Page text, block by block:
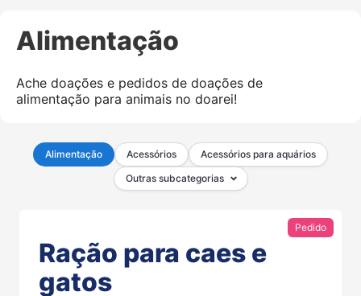
Alimentação
Ache doações e pedidos de doações de
alimentação para animais no doarei!
Alimentação Acessórios
Acessórios para aquários
Outras subcategorias
Pedido
Ração para caes e
gatos